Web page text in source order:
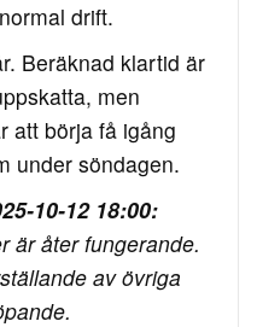
drift.
Beräknad klartid är
men
att börja få igång
under söndagen.
10-12 18:00:
är åter fungerande.
av övriga